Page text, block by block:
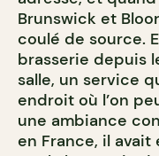
Brunswick et
coulé de source.
brasserie depuis
salle, un service
endroit où l’on
une ambiance
en France, il